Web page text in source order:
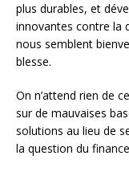
plus durables, et
innovantes contre la
nous semblent
blesse.
On n’attend rien de
sur de mauvaises
solutions au lieu de
la question du